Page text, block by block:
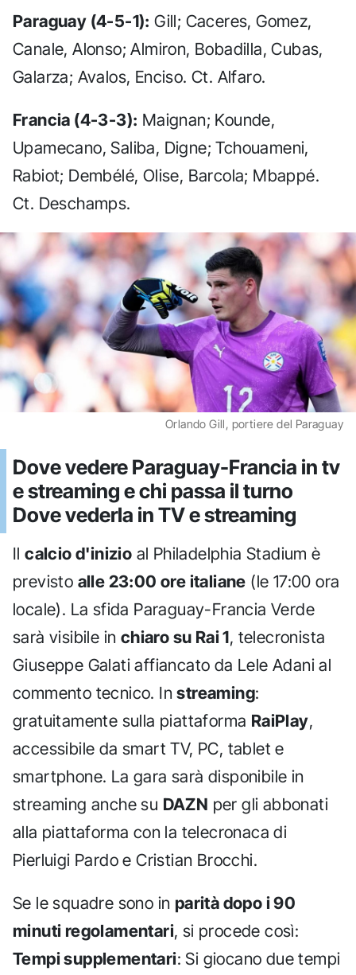
Paraguay (4-5-1): Gill; Caceres, Gomez,
Canale, Alonso; Almiron, Bobadilla, Cubas,
Galarza; Avalos, Enciso. Ct. Alfaro.
Francia (4-3-3): Maignan; Kounde,
Upamecano, Saliba, Digne; Tchouameni,
Rabiot; Dembélé, Olise, Barcola; Mbappé.
Ct. Deschamps.
Orlando Gill, portiere del Paraguay
Dove vedere Paraguay-Francia in tv
e streaming e chi passa il turno
Dove vederla in TV e streaming
Ilcalcio d'inizio al Philadelphia Stadium è
previsto alle 23:00 ore italiane (le 17:00 ora
locale). La sfida Paraguay-Francia Verde
sarà visibile in chiaro su Rai 1, telecronista
Giuseppe Galati affiancato da Lele Adani al
commento tecnico. Instreaming:
gratuitamente sulla piattaforma RaiPlay,
accessibile da smart TV, PC, tablet e
smartphone. La gara sarà disponibile in
streaming anche su DAZN per gli abbonati
alla piattaforma con la telecronaca di
Pierluigi Pardo e Cristian Brocchi.
Se le squadre sono in parità dopo i 90
minuti regolamentari, si procede così:
Tempi supplementari: Si giocano due tempi